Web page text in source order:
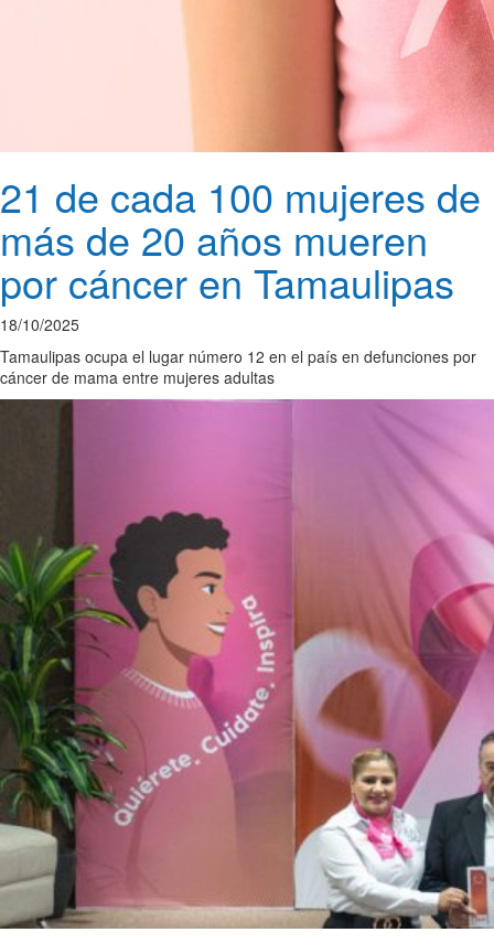
21 de cada 100 mujeres de
más de 20 años mueren
por cáncer en Tamaulipas
18/10/2025
Tamaulipas ocupa el lugar número 12 en el país en defunciones por
cáncer de mama entre mujeres adultas